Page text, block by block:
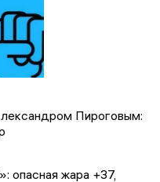
Пироговым:
опасная жара +37,